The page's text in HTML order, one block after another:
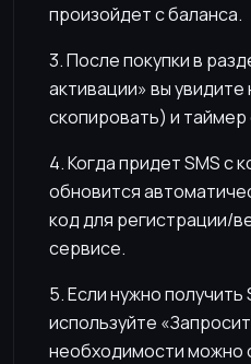
произойдет с баланса.
3. После покупки в
активации» вы
скопировать) и
4. Когда придет SMS с
обновится
код для регистрации/
сервисе.
5. Если нужно
используйте
необходимости можно